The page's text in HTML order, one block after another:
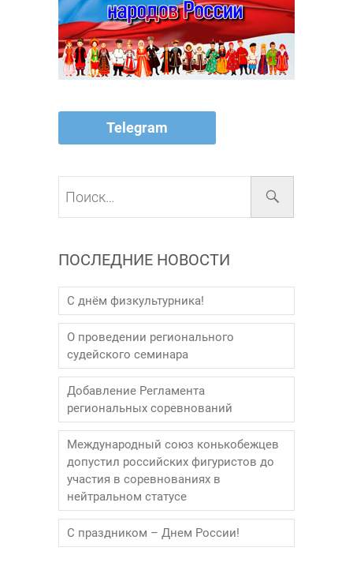
Telegram
ПОСЛЕДНИЕ НОВОСТИ
С днём физкультурника!
О проведении регионального
судейского семинара
Добавление Регламента
региональных соревнований
Международный союз конькобежцев
допустил российских фигуристов до
участия в соревнованиях в
нейтральном статусе
С праздником – Днем России!